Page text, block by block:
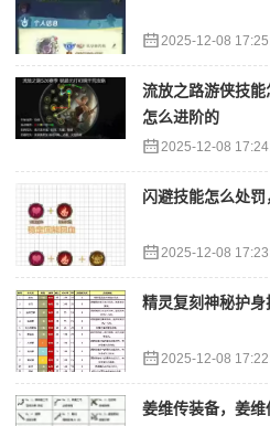
2025-12-08
流放之路游侠技
怎么进阶的
2025-12-08
闪避技能怎么处
2025-12-08
精灵复刻神秘护
2025-12-08
姜维传装备，姜